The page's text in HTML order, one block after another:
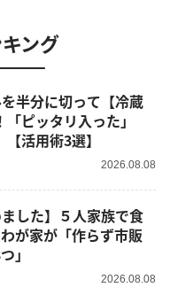
ング
ピッタリ入った」
【活用術3選】
2026.08.08
が家が「作らず市販
」
2026.08.08